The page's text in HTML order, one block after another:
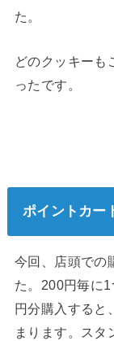
た。
どのクッキーも
ったです。
ポイントカー
今回、店頭での
た。200円毎に
円分購入すると
まります。スタ